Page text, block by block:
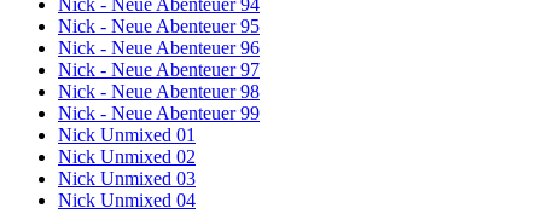
Nick - Neue Abenteuer 94
Nick - Neue Abenteuer 95
Nick - Neue Abenteuer 96
Nick - Neue Abenteuer 97
Nick - Neue Abenteuer 98
Nick - Neue Abenteuer 99
Nick Unmixed 01
Nick Unmixed 02
Nick Unmixed 03
Nick Unmixed 04